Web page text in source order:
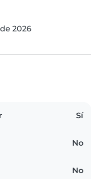
2026
Sí
No
No